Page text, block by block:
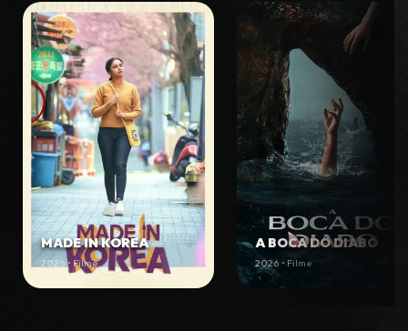
MADE IN KOREA
2026 • Filme
A BOCA DO DIABO
2026 • Filme